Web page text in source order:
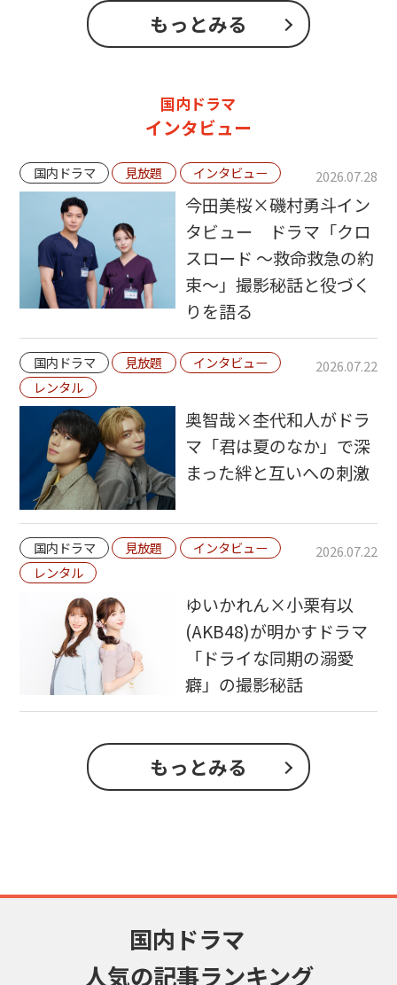
もっとみる
国内ドラマ
インタビュー
国内ドラマ 見放題 インタビュー 2026.07.28
今田美桜×磯村勇斗イン
タビュー ドラマ「クロ
スロード ～救命救急の約
束～」撮影秘話と役づく
りを語る
国内ドラマ 見放題
インタビュー
レンタル
2026.07.22
奥智哉×杢代和人がドラ
マ「君は夏のなか」で深
まった絆と互いへの刺激
国内ドラマ 見放題
インタビュー
レンタル
2026.07.22
ゆいかれん×小栗有以
(AKB48)が明かすドラマ
「ドライな同期の溺愛
癖」の撮影秘話
もっとみる
国内ドラマ
人気の記事ランキング